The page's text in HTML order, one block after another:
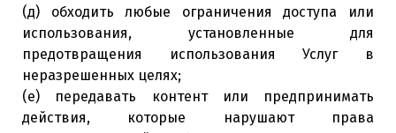
(д) обходить любые ограничения доступа или
использования, установленные для
предотвращения использования Услуг в
неразрешенных целях;
(е) передавать контент или предпринимать
действия, которые нарушают права